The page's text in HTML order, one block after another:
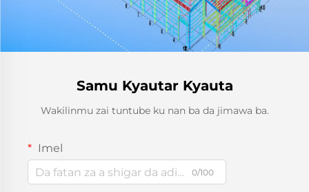
Samu Kyautar Kyauta
Wakilinmu zai tuntube ku nan ba da jimawa ba.
Imel
0/100